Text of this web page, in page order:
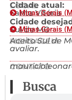
LOCAL
Cidade atual:
Santa Vitória
Minas Gerais
Cidade
Sul de MG
Minas Gerais
MENSAGEM
Aceito Sul de
avaliar.
CONTATO
Busca